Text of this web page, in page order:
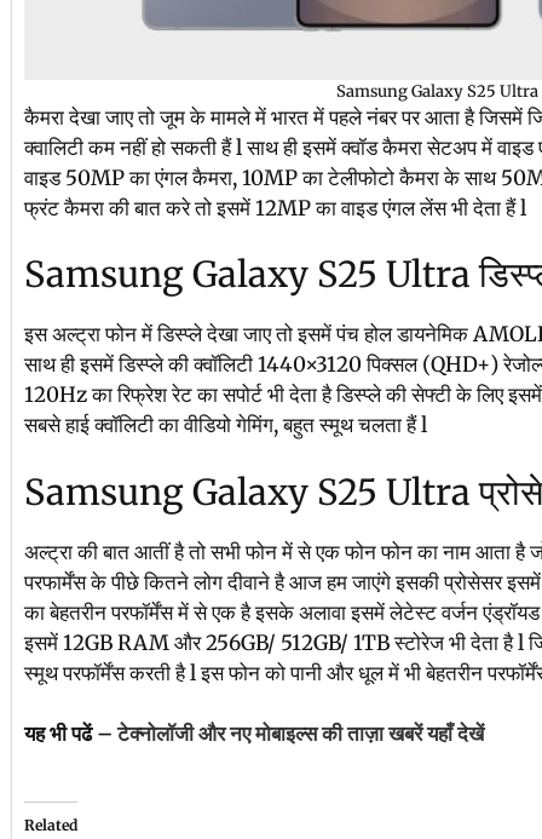
Samsung Galaxy S25 Ultra
कैमरा देखा जाए तो जूम के मामले में भारत में पहले नंबर पर आता है जिसमें
क्वालिटी कम नहीं हो सकती हैं l साथ ही इसमें क्वॉड कैमरा सेटअप में
वाइड 50MP का एंगल कैमरा, 10MP का टेलीफोटो कैमरा के साथ
फ्रंट कैमरा की बात करे तो इसमें 12MP का वाइड एंगल लेंस भी देता हैं l
Samsung Galaxy S25 Ultra
इस अल्ट्रा फोन में डिस्प्ले देखा जाए तो इसमें पंच होल डायनेमिक
साथ ही इसमें डिस्प्ले की क्वॉलिटी 1440×3120 पिक्सल (QHD+)
120Hz का रिफ्रेश रेट का सपोर्ट भी देता है डिस्प्ले की सेफ्टी के लिए
सबसे हाई क्वॉलिटी का वीडियो गेमिंग, बहुत स्मूथ चलता हैं l
Samsung Galaxy S25 Ultra
अल्ट्रा की बात आतीं है तो सभी फोन में से एक फोन फोन का नाम आता
परफार्मेंस के पीछे कितने लोग दीवाने है आज हम जाएंगे इसकी
का बेहतरीन परफॉर्मेंस में से एक है इसके अलावा इसमें लेटेस्ट वर्जन
इसमें 12GB RAM और 256GB/ 512GB/ 1TB स्टोरेज भी देता है l
स्मूथ परफॉर्मेंस करती है l इस फोन को पानी और धूल में भी बेहतरीन
यह भी पढें –टेक्नोलॉजी और नए मोबाइल्स की ताज़ा खबरें यहाँ देखें
Related